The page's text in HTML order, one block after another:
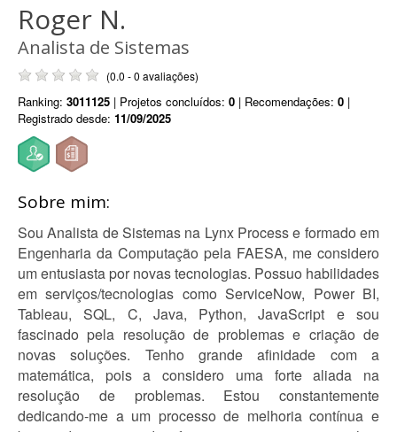
Roger N.
Analista de Sistemas
(0.0 - 0 avaliações)
Ranking: 3011125 | Projetos concluídos: 0 | Recomendações: 0 |
Registrado desde: 11/09/2025
Sobre mim:
Sou Analista de Sistemas na Lynx Process e formado em
Engenharia da Computação pela FAESA, me considero
um entusiasta por novas tecnologias. Possuo habilidades
em serviços/tecnologias como ServiceNow, Power BI,
Tableau, SQL, C, Java, Python, JavaScript e sou
fascinado pela resolução de problemas e criação de
novas soluções. Tenho grande afinidade com a
matemática, pois a considero uma forte aliada na
resolução de problemas. Estou constantemente
dedicando-me a um processo de melhoria contínua e